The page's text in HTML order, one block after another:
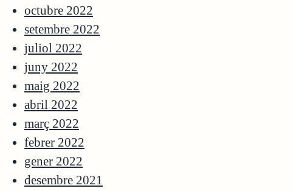
octubre 2022
setembre 2022
juliol 2022
juny 2022
maig 2022
abril 2022
març 2022
febrer 2022
gener 2022
desembre 2021